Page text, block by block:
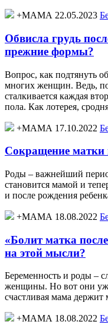
+МАМА 22.05.2023
Обвисла грудь
прежние формы?
Вопрос, как подтянуть
многих женщин. Ведь, по
сталкивается каждая
пола. Как лотерея,
+МАМА 17.10.2022
Сокращение матки
Роды – важнейший
становится мамой и
и после рождения
+МАМА 18.08.2022
«Болит матка
на этой мысли?
Беременность и роды –
женщины. Но вот они
счастливая мама
+МАМА 18.08.2022